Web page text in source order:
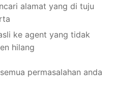
alamat yang di tuju
ke agent yang tidak
hilang
permasalahan anda